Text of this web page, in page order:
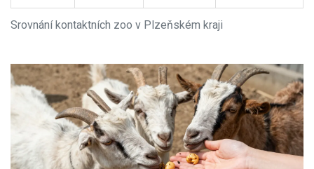
Srovnání kontaktních zoo v Plzeňském kraji